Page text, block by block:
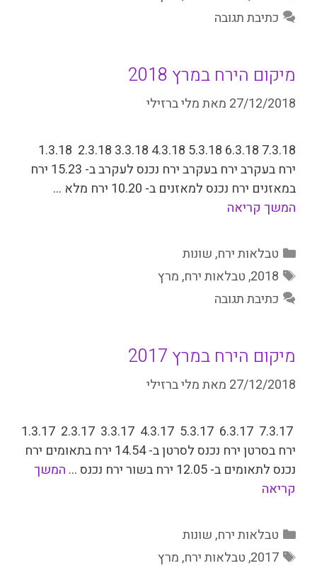
כתיבת תגובה
מיקום הירח במרץ 2018
27/12/2018 מאתמלי ברזילי
7.3.18 6.3.18 5.3.18 4.3.18 3.3.18 2.3.18 1.3.18
ירח בעקרב ירח בעקרב ירח נכנס לעקרב ב- 15.23 ירח
במאזנים ירח נכנס למאזנים ב-­ 10.20 ירח מלא …
המשך קריאה
קטגוריות
טבלאות ירח,שונות
תגיות
2018
,טבלאות ירח,מרץ
כתיבת תגובה
מיקום הירח במרץ 2017
27/12/2018 מאתמלי ברזילי
7.3.17 6.3.17 5.3.17 4.3.17 3.3.17 2.3.17 1.3.17
ירח בסרטן ירח נכנס לסרטן ב- 14.54 ירח בת­אומים ירח
נכנס לתאומים ב- 12.05 ירח בשור ירח נכנס …
המשך
קריאה
קטגוריות
טבלאות ירח,שונות
תגיות
2017
,טבלאות ירח,מרץ